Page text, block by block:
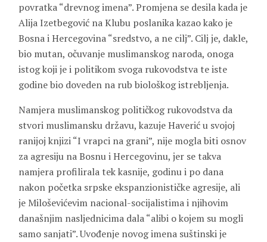
povratka “drevnog imena”. Promjena se desila kada je
Alija Izetbegović na Klubu poslanika kazao kako je
Bosna i Hercegovina “sredstvo, a ne cilj”. Cilj je, dakle,
bio mutan, očuvanje muslimanskog naroda, onoga
istog koji je i politikom svoga rukovodstva te iste
godine bio doveden na rub biološkog istrebljenja.
Namjera muslimanskog političkog rukovodstva da
stvori muslimansku državu, kazuje Haverić u svojoj
ranijoj knjizi “I vrapci na grani”, nije mogla biti osnov
za agresiju na Bosnu i Hercegovinu, jer se takva
namjera profilirala tek kasnije, godinu i po dana
nakon početka srpske ekspanzionističke agresije, ali
je Miloševićevim nacional-socijalistima i njihovim
današnjim nasljednicima dala “alibi o kojem su mogli
samo sanjati”. Uvođenje novog imena suštinski je